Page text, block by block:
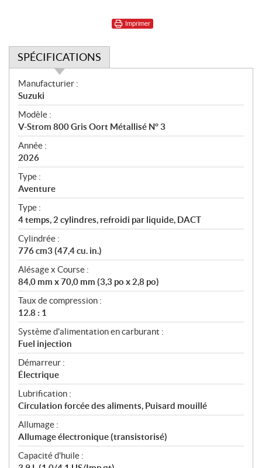
Imprimer
SPÉCIFICATIONS
S
p
é
c
i
f
i
c
a
t
i
o
n
s
Manufacturier :
Suzuki
Modèle :
V-Strom 800 Gris Oort Métallisé N° 3
Année :
2026
Type :
Aventure
Type :
4 temps, 2 cylindres, refroidi par liquide, DACT
Cylindrée :
776 cm3 (47,4 cu. in.)
Alésage x Course :
84,0 mm x 70,0 mm (3,3 po x 2,8 po)
Taux de compression :
12.8 : 1
Système d'alimentation en carburant :
Fuel injection
Démarreur :
Électrique
Lubrification :
Circulation forcée des aliments, Puisard mouillé
Allumage :
Allumage électronique (transistorisé)
Capacité d'huile :